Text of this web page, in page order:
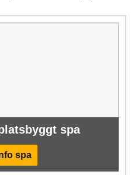
spa
spa